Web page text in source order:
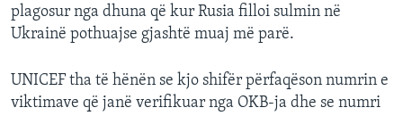
plagosur nga dhuna që kur Rusia filloi sulmin në
Ukrainë pothuajse gjashtë muaj më parë.
UNICEF tha të hënën se kjo shifër përfaqëson numrin e
viktimave që janë verifikuar nga OKB-ja dhe se numri